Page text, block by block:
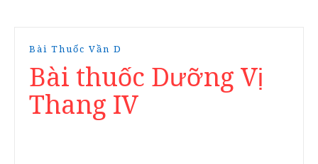
Bài Thuốc Vần D
Bài thuốc Dưỡng Vị
Thang IV